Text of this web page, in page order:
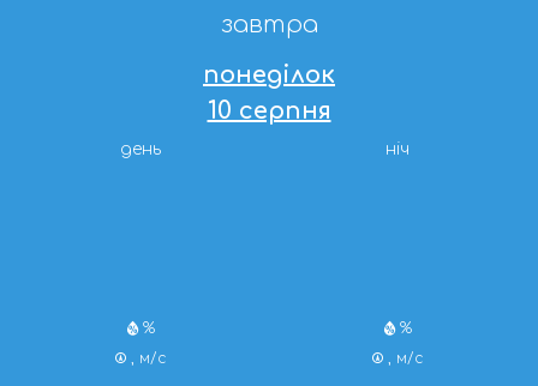
завтра
понеділок
10 серпня
день
%
, м/с
ніч
%
, м/с